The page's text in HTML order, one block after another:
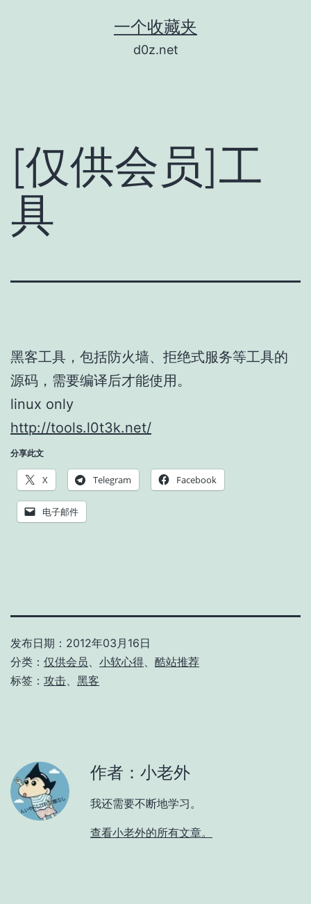
一个收藏夹
d0z.net
[仅供会员]工
具
黑客工具，包括防火墙、拒绝式服务等工具的
源码，需要编译后才能使用。
linux only
http://tools.l0t3k.net/
分享此文
X Telegram Facebook
电子邮件
发布日期： 2012年03月16日
分类： 仅供会员 小软心得
酷站推荐
标签： 攻击 黑客
作者：小老外
我还需要不断地学习。
查看小老外的所有文章。